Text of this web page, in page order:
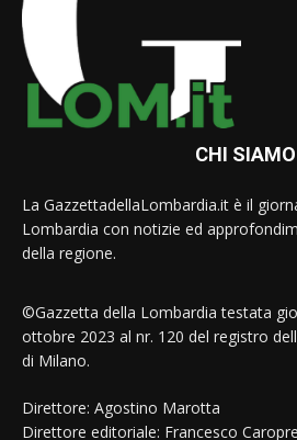
CHI SIAMO
La GazzettadellaLombardia.it è il
Lombardia con notizie ed
della regione.
©Gazzetta della Lombardia testata
ottobre 2023 al nr. 120 del registro
di Milano.
Direttore: Agostino Marotta
Direttore editoriale: Francesco